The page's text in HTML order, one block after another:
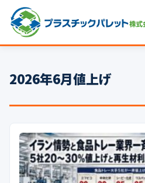
パレットサイズ
プラパレット
コンテナ
中古パレット
2026年6月値上げ